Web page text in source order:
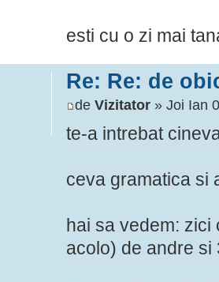
esti cu o zi mai
Re: Re: de
de Vizitator » Joi Ian
te-a intrebat
ceva gramatica si
hai sa vedem: zici
acolo) de andre si